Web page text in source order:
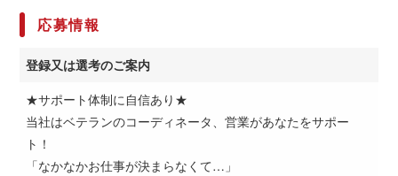
応募情報
登録又は選考のご案内
★サポート体制に自信あり★
当社はベテランのコーディネータ、営業があなたをサポー
ト！
「なかなかお仕事が決まらなくて…」